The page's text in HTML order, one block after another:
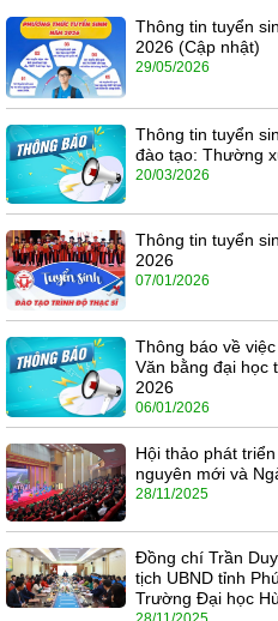
Thông tin tuyển
2026 (Cập nhật)
29/05/2026
Thông tin tuyển
đào tạo: Thường
20/03/2026
Thông tin tuyển
2026
07/01/2026
Thông báo về
Văn bằng đại học
2026
06/01/2026
Hội thảo phát
nguyên mới và
28/11/2025
Đồng chí Trần
tịch UBND tỉnh
Trường Đại học